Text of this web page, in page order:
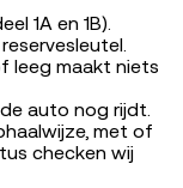
1A en 1B).
leeg maakt niets
auto nog rijdt.
met of
checken wij